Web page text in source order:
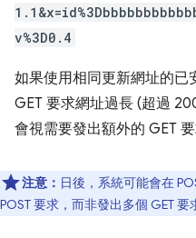
v%3D0.4
如果使用相同更新網址的已
GET 要求網址過長 (超過
會視需要發出額外的 GET 要
注意： 日後，系統可能會在
POST 要求，而非發出多個 GET 要